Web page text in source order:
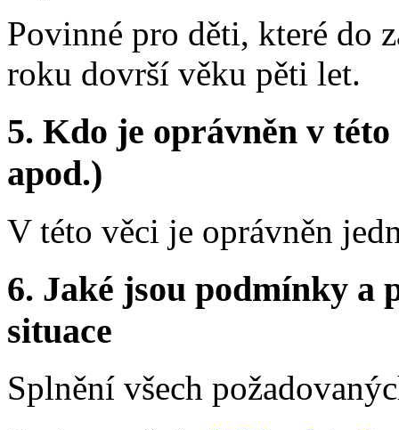
Povinné pro děti, které do
roku dovrší věku pěti let.
5. Kdo je oprávněn v
apod.)
V této věci je oprávněn
6. Jaké jsou podmínky a
situace
Splnění všech